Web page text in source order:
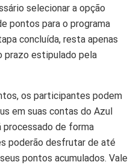
selecionar a opção
pontos para o programa
concluída, resta apenas
prazo estipulado pela
os participantes podem
em suas contas do Azul
processado de forma
poderão desfrutar de até
pontos acumulados. Vale